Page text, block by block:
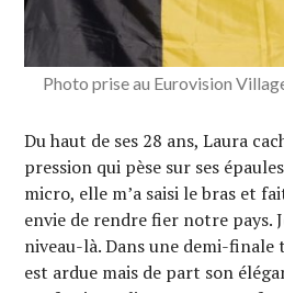
Photo prise au Eurovision
Du haut de ses 28 ans, Laura
pression qui pèse sur ses
micro, elle m’a saisi le bras et
envie de rendre fier notre pays.
niveau-là. Dans une demi-finale
est ardue mais de part son